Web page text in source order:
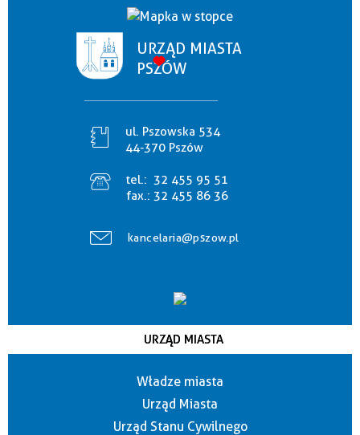
URZĄD MIASTA
PSZÓW
ul. Pszowska 534
44-370 Pszów
tel.: 32 455 95 51
fax.: 32 455 86 36
kancelaria@pszow.pl
URZĄD MIASTA
Władze miasta
Urząd Miasta
Urząd Stanu Cywilnego